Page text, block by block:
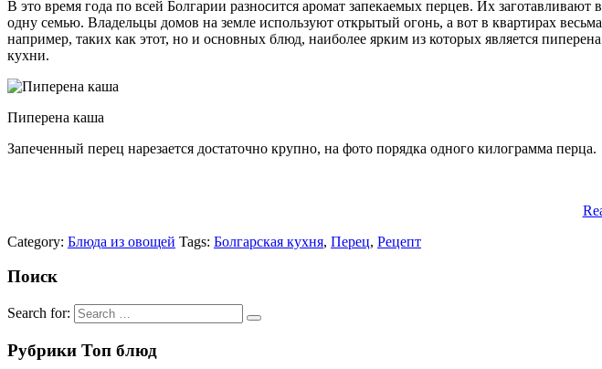
В это время года по всей Болгарии разносится аромат запекаемых перцев. Их
одну семью. Владельцы домов на земле используют открытый огонь, а вот в квартирах
например, таких как этот, но и основных блюд, наиболее ярким из которых является
кухни.
Пиперена каша
Запеченный перец нарезается достаточно крупно, на фото порядка одного килограмма перца.
Category: Блюда из овощей Tags: Болгарская кухня, Перец, Рецепт
Поиск
Search for:
Рубрики Топ блюд